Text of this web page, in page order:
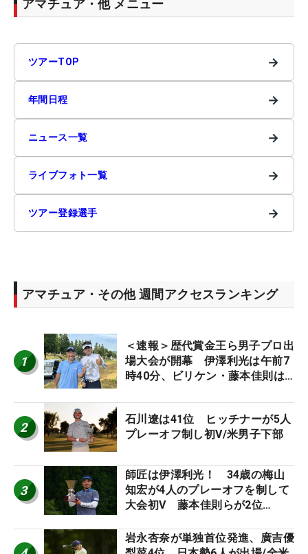
アマチュア・他 メニュー
ツアーTOP →
年間日程 →
ニュース一覧 →
ライブフォト一覧 →
ツアー登録選手 →
アマチュア・その他 週間アクセスランキング
1
＜速報＞歴代賞金王ら男子プロ出
場大会が開幕 伊澤利光は午前7
時40分、ビリケン・藤本佳則は
STAGE JOYX OPEN】
2
石川遼は41位 ヒッチナーが5人
プレーオフ制し初V/米男子下部
3
師匠は伊澤利光！ 34歳の梅山
知宏が4人のプレーオフを制して
大会初V 藤本佳則らが2位
岩永杏奈が単独首位発進、廣吉優